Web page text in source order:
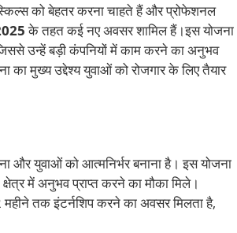
को बेहतर करना चाहते हैं और प्रोफेशनल
के तहत कई नए अवसर शामिल हैं।इस योजना
उन्हें बड़ी कंपनियों में काम करने का अनुभव
का मुख्य उद्देश्य युवाओं को रोजगार के लिए तैयार
और युवाओं को आत्मनिर्भर बनाना है। इस योजना
में अनुभव प्राप्त करने का मौका मिले।
तक इंटर्नशिप करने का अवसर मिलता है,